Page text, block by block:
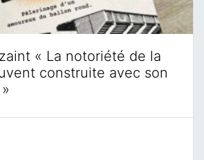
« La notoriété de la
construite avec son